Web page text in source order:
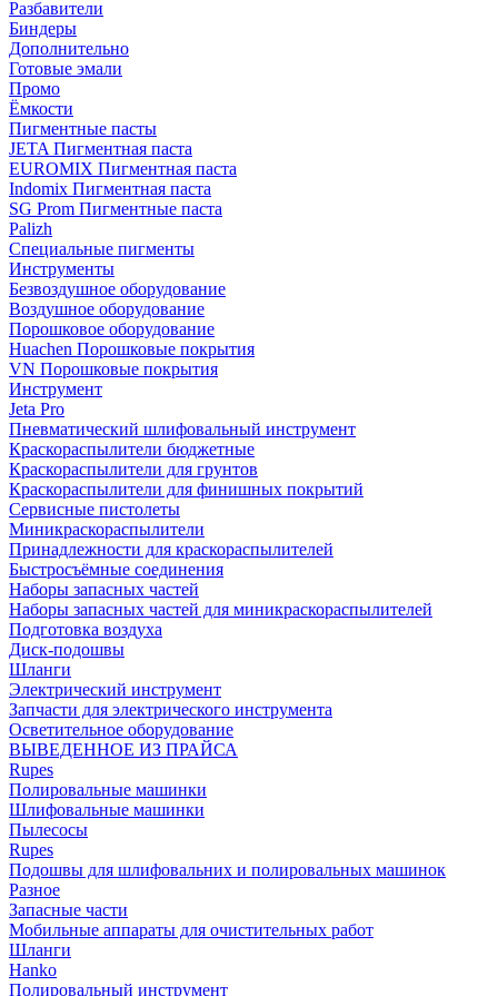
Разбавители
Биндеры
Дополнительно
Готовые эмали
Промо
Ёмкости
Пигментные пасты
JETA Пигментная паста
EUROMIX Пигментная паста
Indomix Пигментная паста
SG Prom Пигментные паста
Palizh
Специальные пигменты
Инструменты
Безвоздушное оборудование
Воздушное оборудование
Порошковое оборудование
Huachen Порошковые покрытия
VN Порошковые покрытия
Инструмент
Jeta Pro
Пневматический шлифовальный инструмент
Краскораспылители бюджетные
Краскораспылители для грунтов
Краскораспылители для финишных покрытий
Сервисные пистолеты
Миникраскораспылители
Принадлежности для краскораспылителей
Быстросъёмные соединения
Наборы запасных частей
Наборы запасных частей для миникраскораспылителей
Подготовка воздуха
Диск-подошвы
Шланги
Электрический инструмент
Запчасти для электрического инструмента
Осветительное оборудование
ВЫВЕДЕННОЕ ИЗ ПРАЙСА
Rupes
Полировальные машинки
Шлифовальные машинки
Пылесосы
Rupes
Подошвы для шлифовальних и полировальных машинок
Разное
Запасные части
Мобильные аппараты для очистительных работ
Шланги
Hanko
Полировальный инструмент